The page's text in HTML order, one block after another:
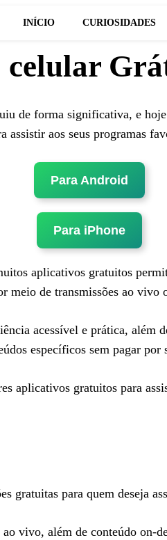
INÍCIO CURIOSIDADES
de forma significativa, e
assistir aos seus programas
Para Android
Para iPhone
aplicativos gratuitos
meio de transmissões ao vivo
acessível e prática, além
específicos sem pagar por
aplicativos gratuitos para
gratuitas para quem deseja
ao vivo, além de conteúdo on-